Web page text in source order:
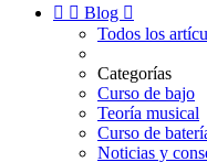
  Blog 
Todos los
Categorías
Curso de bajo
Teoría musical
Curso de
Noticias y